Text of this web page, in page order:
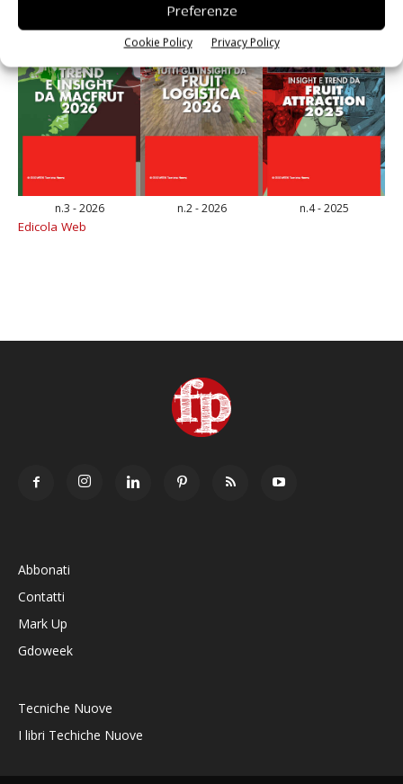
Preferenze
Cookie Policy Privacy Policy
n.3 - 2026 n.2 - 2026 n.4 - 2025
Edicola Web
Abbonati
Contatti
Mark Up
Gdoweek
Tecniche Nuove
I libri Techiche Nuove